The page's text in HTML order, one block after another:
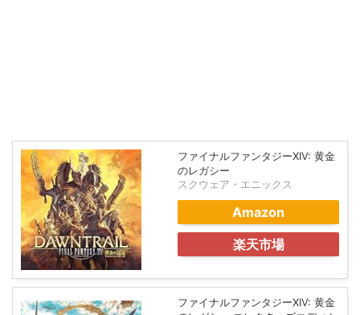
ファイナルファンタジーXIV: 黄金
のレガシー
スクウェア・エニックス
Amazon
楽天市場
ファイナルファンタジーXIV: 黄金